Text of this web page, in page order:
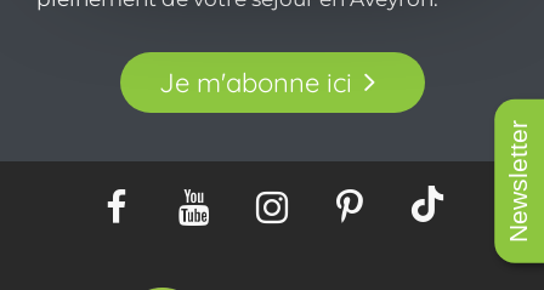
Newsletter
Je m'abonne ici